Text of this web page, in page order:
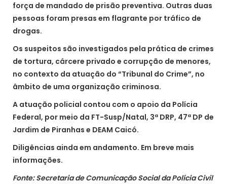
força de mandado de prisão preventiva. Outras duas
pessoas foram presas em flagrante por tráfico de
drogas.
Os suspeitos são investigados pela prática de crimes
de tortura, cárcere privado e corrupção de menores,
no contexto da atuação do “Tribunal do Crime”, no
âmbito de uma organização criminosa.
A atuação policial contou com o apoio da Polícia
Federal, por meio da FT-Susp/Natal, 3ª DRP, 47ª DP de
Jardim de Piranhas e DEAM Caicó.
Diligências ainda em andamento. Em breve mais
informações.
Fonte: Secretaria de Comunicação Social da Polícia Civil